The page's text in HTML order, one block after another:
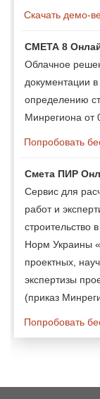
Скачать демо-
СМЕТА 8
Облачное
документации
определению
Минрегиона от
Попробовать
Смета ПИР
Сервис для
работ и
строительство
Норм Украины
проектных,
экспертизы
(приказ
Попробовать